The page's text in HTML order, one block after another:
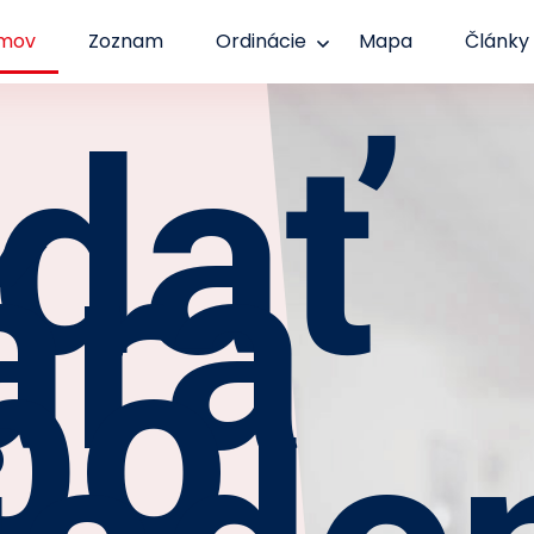
Zoznam Ordinácie Mapa Články